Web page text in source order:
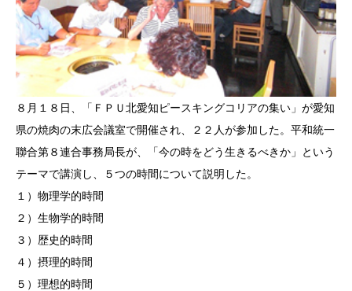
８月１８日、「ＦＰＵ北愛知ピースキングコリアの集い」が愛知
県の焼肉の末広会議室で開催され、２２人が参加した。平和統一
聯合第８連合事務局長が、「今の時をどう生きるべきか」という
テーマで講演し、５つの時間について説明した。
１）物理学的時間
２）生物学的時間
３）歴史的時間
４）摂理的時間
５）理想的時間